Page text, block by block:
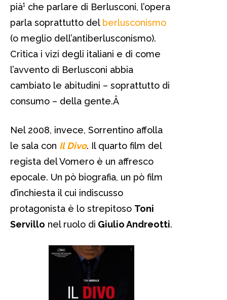
pià¹ che parlare di Berlusconi, l’opera
parla soprattutto del berlusconismo
(o meglio dell’antiberlusconismo).
Critica i vizi degli italiani e di come
l’avvento di Berlusconi abbia
cambiato le abitudini – soprattutto di
consumo – della gente.Â
Nel 2008, invece, Sorrentino affolla
le sala con Il Divo. Il quarto film del
regista del Vomero è un affresco
epocale. Un pò biografia, un pò film
d’inchiesta il cui indiscusso
protagonista è lo strepitoso Toni
Servillo nel ruolo di Giulio Andreotti.